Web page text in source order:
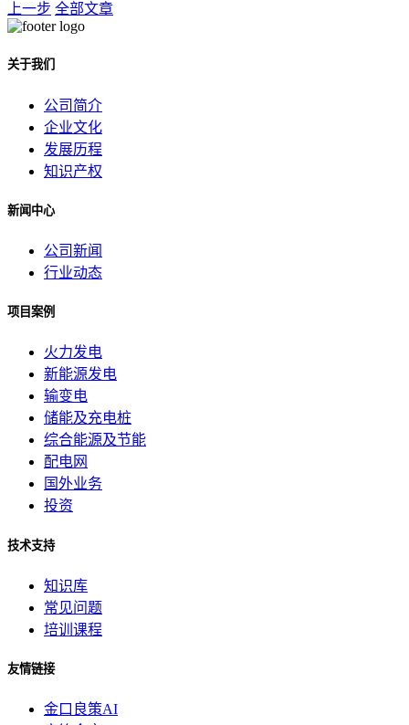
上一步 全部文章
关于我们
公司简介
企业文化
发展历程
知识产权
新闻中心
公司新闻
行业动态
项目案例
火力发电
新能源发电
输变电
储能及充电桩
综合能源及节能
配电网
国外业务
投资
技术支持
知识库
常见问题
培训课程
友情链接
金口良策AI